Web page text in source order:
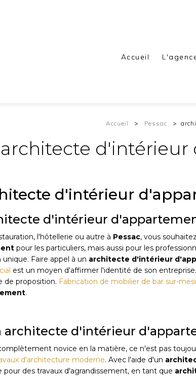
Accueil
Accueil Pessac
architecte d'intérieur
d'intérieur
d'intérieur
l'hôtellerie ou autre à Pessac, vous souhaitez
pour les particuliers, mais aussi pour les
Faire appel à un architecte d'intérieur
est un moyen d'affirmer l'identité de son
de proposition. Fabrication de mobilier de bar sur-
.
architecte d'intérieur
novice en la matière, ce n'est pas
d'architecture moderne. Avec l'aide d'un
des travaux d'agrandissement, en tant que